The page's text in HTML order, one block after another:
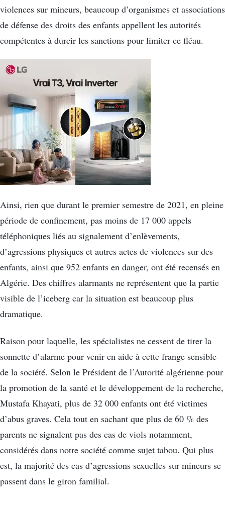
violences sur mineurs, beaucoup d’organismes et associations
de défense des droits des enfants appellent les autorités
compétentes à durcir les sanctions pour limiter ce fléau.
Ainsi, rien que durant le premier semestre de 2021, en pleine
période de confinement, pas moins de 17 000 appels
téléphoniques liés au signalement d’enlèvements,
d’agressions physiques et autres actes de violences sur des
enfants, ainsi que 952 enfants en danger, ont été recensés en
Algérie. Des chiffres alarmants ne représentent que la partie
visible de l’iceberg car la situation est beaucoup plus
dramatique.
Raison pour laquelle, les spécialistes ne cessent de tirer la
sonnette d’alarme pour venir en aide à cette frange sensible
de la société. Selon le Président de l’Autorité algérienne pour
la promotion de la santé et le développement de la recherche,
Mustafa Khayati, plus de 32 000 enfants ont été victimes
d’abus graves. Cela tout en sachant que plus de 60 % des
parents ne signalent pas des cas de viols notamment,
considérés dans notre société comme sujet tabou. Qui plus
est, la majorité des cas d’agressions sexuelles sur mineurs se
passent dans le giron familial.